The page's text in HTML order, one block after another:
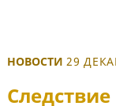
НОВОСТИ 29